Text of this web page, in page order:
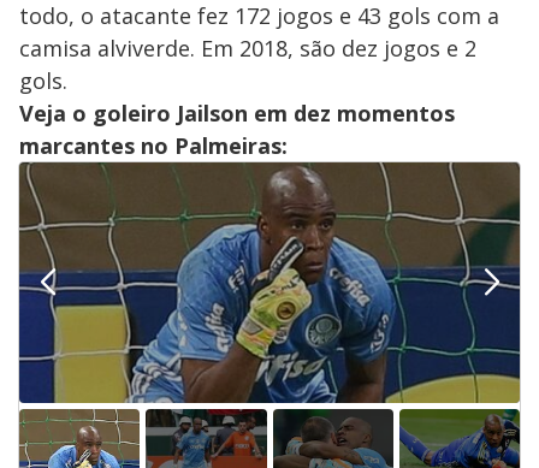
todo, o atacante fez 172 jogos e 43 gols com a
camisa alviverde. Em 2018, são dez jogos e 2
gols.
Veja o goleiro Jailson em dez momentos
marcantes no Palmeiras: